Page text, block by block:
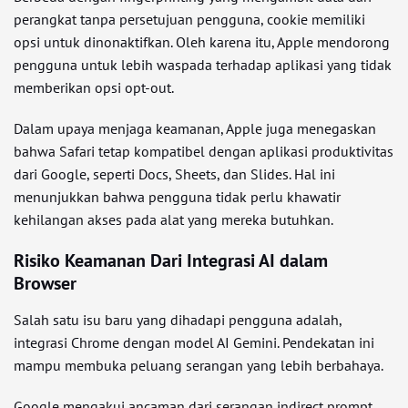
perangkat tanpa persetujuan pengguna, cookie memiliki
opsi untuk dinonaktifkan. Oleh karena itu, Apple mendorong
pengguna untuk lebih waspada terhadap aplikasi yang tidak
memberikan opsi opt-out.
Dalam upaya menjaga keamanan, Apple juga menegaskan
bahwa Safari tetap kompatibel dengan aplikasi produktivitas
dari Google, seperti Docs, Sheets, dan Slides. Hal ini
menunjukkan bahwa pengguna tidak perlu khawatir
kehilangan akses pada alat yang mereka butuhkan.
Risiko Keamanan Dari Integrasi AI dalam
Browser
Salah satu isu baru yang dihadapi pengguna adalah,
integrasi Chrome dengan model AI Gemini. Pendekatan ini
mampu membuka peluang serangan yang lebih berbahaya.